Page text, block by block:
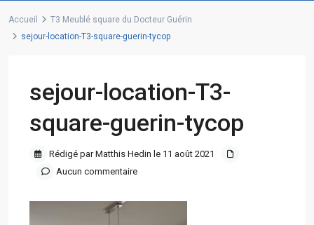
Accueil
T3 Meublé square du Docteur Guérin
sejour-location-T3-square-guerin-tycop
sejour-location-T3-
square-guerin-tycop
Rédigé par Matthis Hedin le 11 août 2021
Aucun commentaire